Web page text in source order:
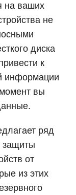
на ваших
не
диска
к
информации
вы
ряд
защиты
от
из этих